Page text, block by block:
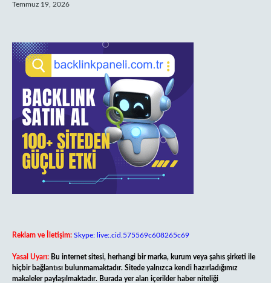
Temmuz 19, 2026
Reklam ve İletişim: Skype: live:.cid.575569c608265c69
Yasal Uyarı: Bu internet sitesi, herhangi bir marka, kurum veya şahıs şirketi ile
hiçbir bağlantısı bulunmamaktadır. Sitede yalnızca kendi hazırladığımız
makaleler paylaşılmaktadır. Burada yer alan içerikler haber niteliği